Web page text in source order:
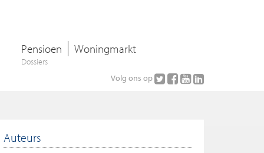
Pensioen Woningmarkt
Dossiers
Volg ons op
Auteurs